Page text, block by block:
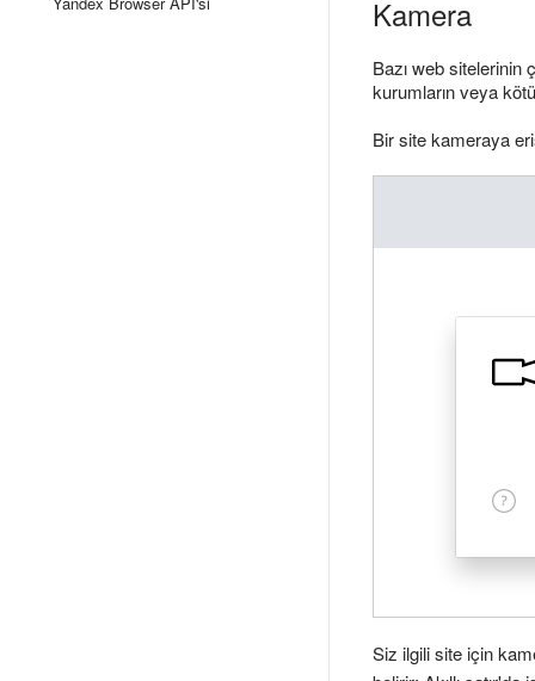
Kamera
Bazı web sitelerinin
kurumların veya
Bir site kameraya
Siz ilgili site için